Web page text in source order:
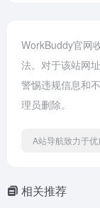
WorkBuddy官网
法。对于该站网
警惕违规信息和
理员删除。
A站导航致力于优
相关推荐